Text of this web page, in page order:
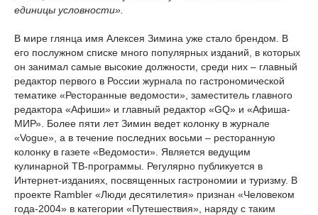
единицы условности».
В мире глянца имя Алексея Зимина уже стало брендом. В
его послужном списке много популярных изданий, в которых
он занимал самые высокие должности, среди них – главный
редактор первого в России журнала по гастрономической
тематике «Ресторанные ведомости», заместитель главного
редактора «Афиши» и главный редактор «GQ» и «Афиша-
МИР». Более пяти лет Зимин ведет колонку в журнале
«Vogue», а в течение последних восьми – ресторанную
колонку в газете «Ведомости». Является ведущим
кулинарной ТВ-программы. Регулярно публикуется в
Интернет-изданиях, посвященных гастрономии и туризму. В
проекте Rambler «Люди десятилетия» признан «Человеком
года-2004» в категории «Путешествия», наряду с таким